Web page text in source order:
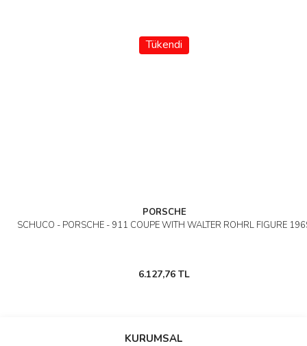
Tükendi
PORSCHE
SCHUCO - PORSCHE - 911 COUPE WITH WALTER ROHRL FIGURE
6.127,76 TL
KURUMSAL